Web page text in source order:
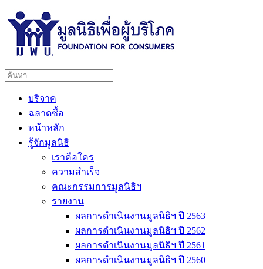
บริจาค
ฉลาดซื้อ
หน้าหลัก
รู้จักมูลนิธิ
เราคือใคร
ความสำเร็จ
คณะกรรมการมูลนิธิฯ
รายงาน
ผลการดำเนินงานมูลนิธิฯ ปี 2563
ผลการดำเนินงานมูลนิธิฯ ปี 2562
ผลการดำเนินงานมูลนิธิฯ ปี 2561
ผลการดำเนินงานมูลนิธิฯ ปี 2560